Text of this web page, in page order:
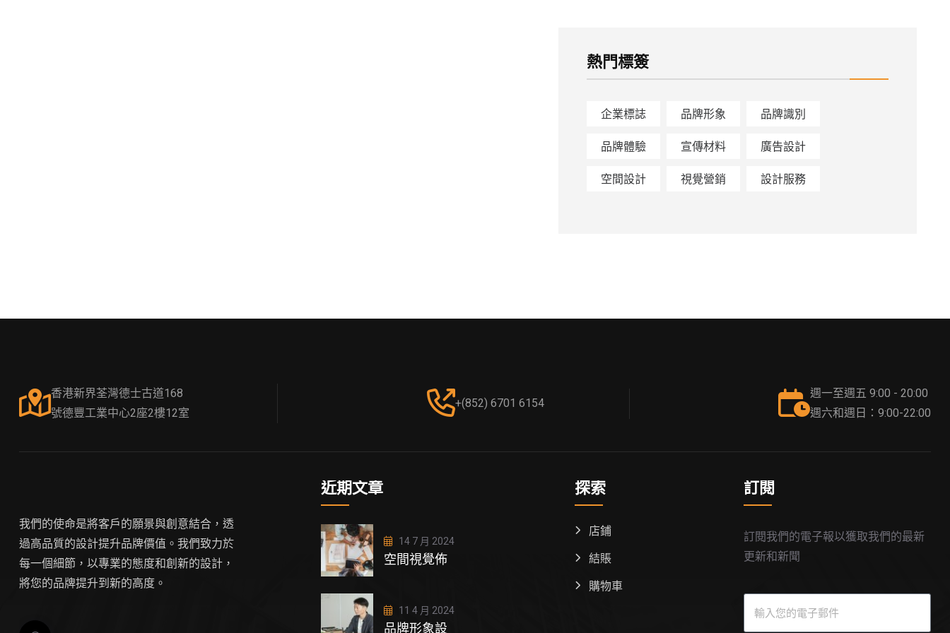
熱門標簽
企業標誌 品牌形象 品牌識別
品牌體驗 宣傳材料 廣告設計
空間設計 視覺營銷 設計服務
香港新界荃灣德士古道168
號德豐工業中心2座2樓12室
+(852) 6701 6154
週一至週五 9:00 - 20:00
週六和週日：9:00-22:00
我們的使命是將客戶的願景與創意結合，透
過高品質的設計提升品牌價值。我們致力於
每一個細節，以專業的態度和創新的設計，
將您的品牌提升到新的高度。
近期文章
14 7 月 2024
空間視覺佈
11 4 月 2024
品牌形象設
探索
店鋪
結賬
購物車
訂閱
訂閱我們的電子報以獲取我們的最新
更新和新聞